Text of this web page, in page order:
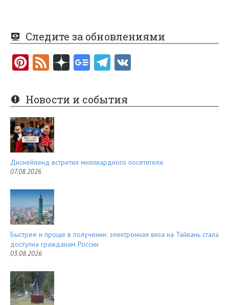
Следите за обновлениями
Pi
er
es
t
F
e
d
Новости и события
Диснейленд встретил миллиардного посетителя
07.08.2026
Быстрее и проще в получении: электронная виза на Тайвань стала
доступна гражданам России
03.08.2026